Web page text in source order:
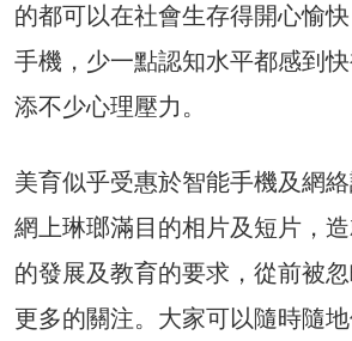
的都可以在社會生存得開心愉
手機，少一點認知水平都感到
添不少心理壓力。
美育似乎受惠於智能手機及網
網上琳瑯滿目的相片及短片，
的發展及教育的要求，從前被
更多的關注。大家可以隨時隨